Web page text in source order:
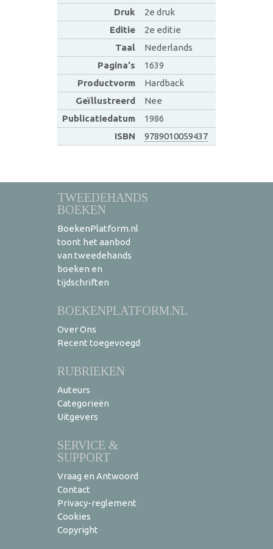
Druk
2e druk
Editie
2e editie
Taal
Nederlands
Pagina's
1639
Productvorm
Hardback
Geïllustreerd
Nee
Publicatiedatum
1986
ISBN
9789010059437
TWEEDEHANDS
BOEKEN
BoekenPlatform.nl
toont het aanbod
van tweedehands
boeken en
tijdschriften
BOEKENPLATFORM.NL
Over Ons
Recent toegevoegd
RUBRIEKEN
Auteurs
Categorieën
Uitgevers
SERVICE &
SUPPORT
Vraag en Antwoord
Contact
Privacy-reglement
Cookies
Copyright